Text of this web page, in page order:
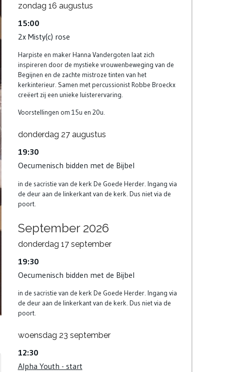
zondag 16 augustus
15:00
2x Misty(c) rose
Harpiste en maker Hanna Vandergoten laat zich
inspireren door de mystieke vrouwenbeweging van de
Begijnen en de zachte mistroze tinten van het
kerkinterieur. Samen met percussionist Robbe Broeckx
creëert zij een unieke luisterervaring.
Voorstellingen om 15u en 20u.
donderdag 27 augustus
19:30
Oecumenisch bidden met de Bijbel
in de sacristie van de kerk De Goede Herder. Ingang via
de deur aan de linkerkant van de kerk. Dus niet via de
poort.
September 2026
donderdag 17 september
19:30
Oecumenisch bidden met de Bijbel
in de sacristie van de kerk De Goede Herder. Ingang via
de deur aan de linkerkant van de kerk. Dus niet via de
poort.
woensdag 23 september
12:30
Alpha Youth - start